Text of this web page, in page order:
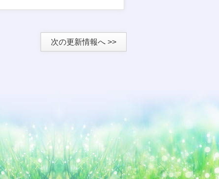
次の更新情報へ >>